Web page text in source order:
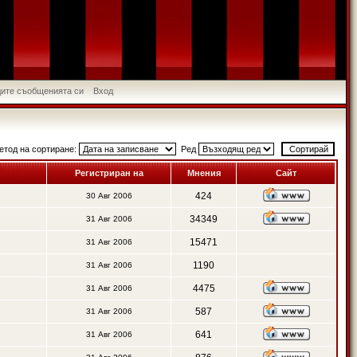
съобщенията си Вход
на сортиране: Ред
Регистриран на Мнения Сайт
30 Авг 2006 424
31 Авг 2006 34349
31 Авг 2006 15471
31 Авг 2006 1190
31 Авг 2006 4475
31 Авг 2006 587
31 Авг 2006 641